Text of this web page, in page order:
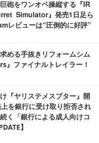
砲をワンオペ操縦する『IR
Simulator』発売1日足ら
レビューは“圧倒的に好評”
める手抜きリフォームシム
』ファイナルトレイラー！
『ヤリステメスブター』開
を銀行に受け取り拒否され
く「銀行による成人向けコ
】